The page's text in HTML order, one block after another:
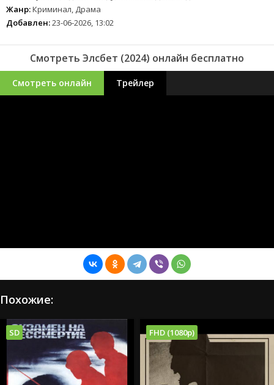
Жанр:Криминал, Драма
Добавлен:23-06-2026, 13:02
Смотреть Элсбет (2024) онлайн бесплатно
Смотреть онлайн Трейлер
Похожие:
SD FHD (1080p)